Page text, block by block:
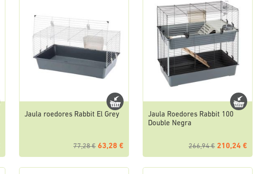
Jaula roedores Rabbit El Grey
77,28 € 63,28 €
Jaula Roedores Rabbit 100
Double Negra
266,94 € 210,24 €